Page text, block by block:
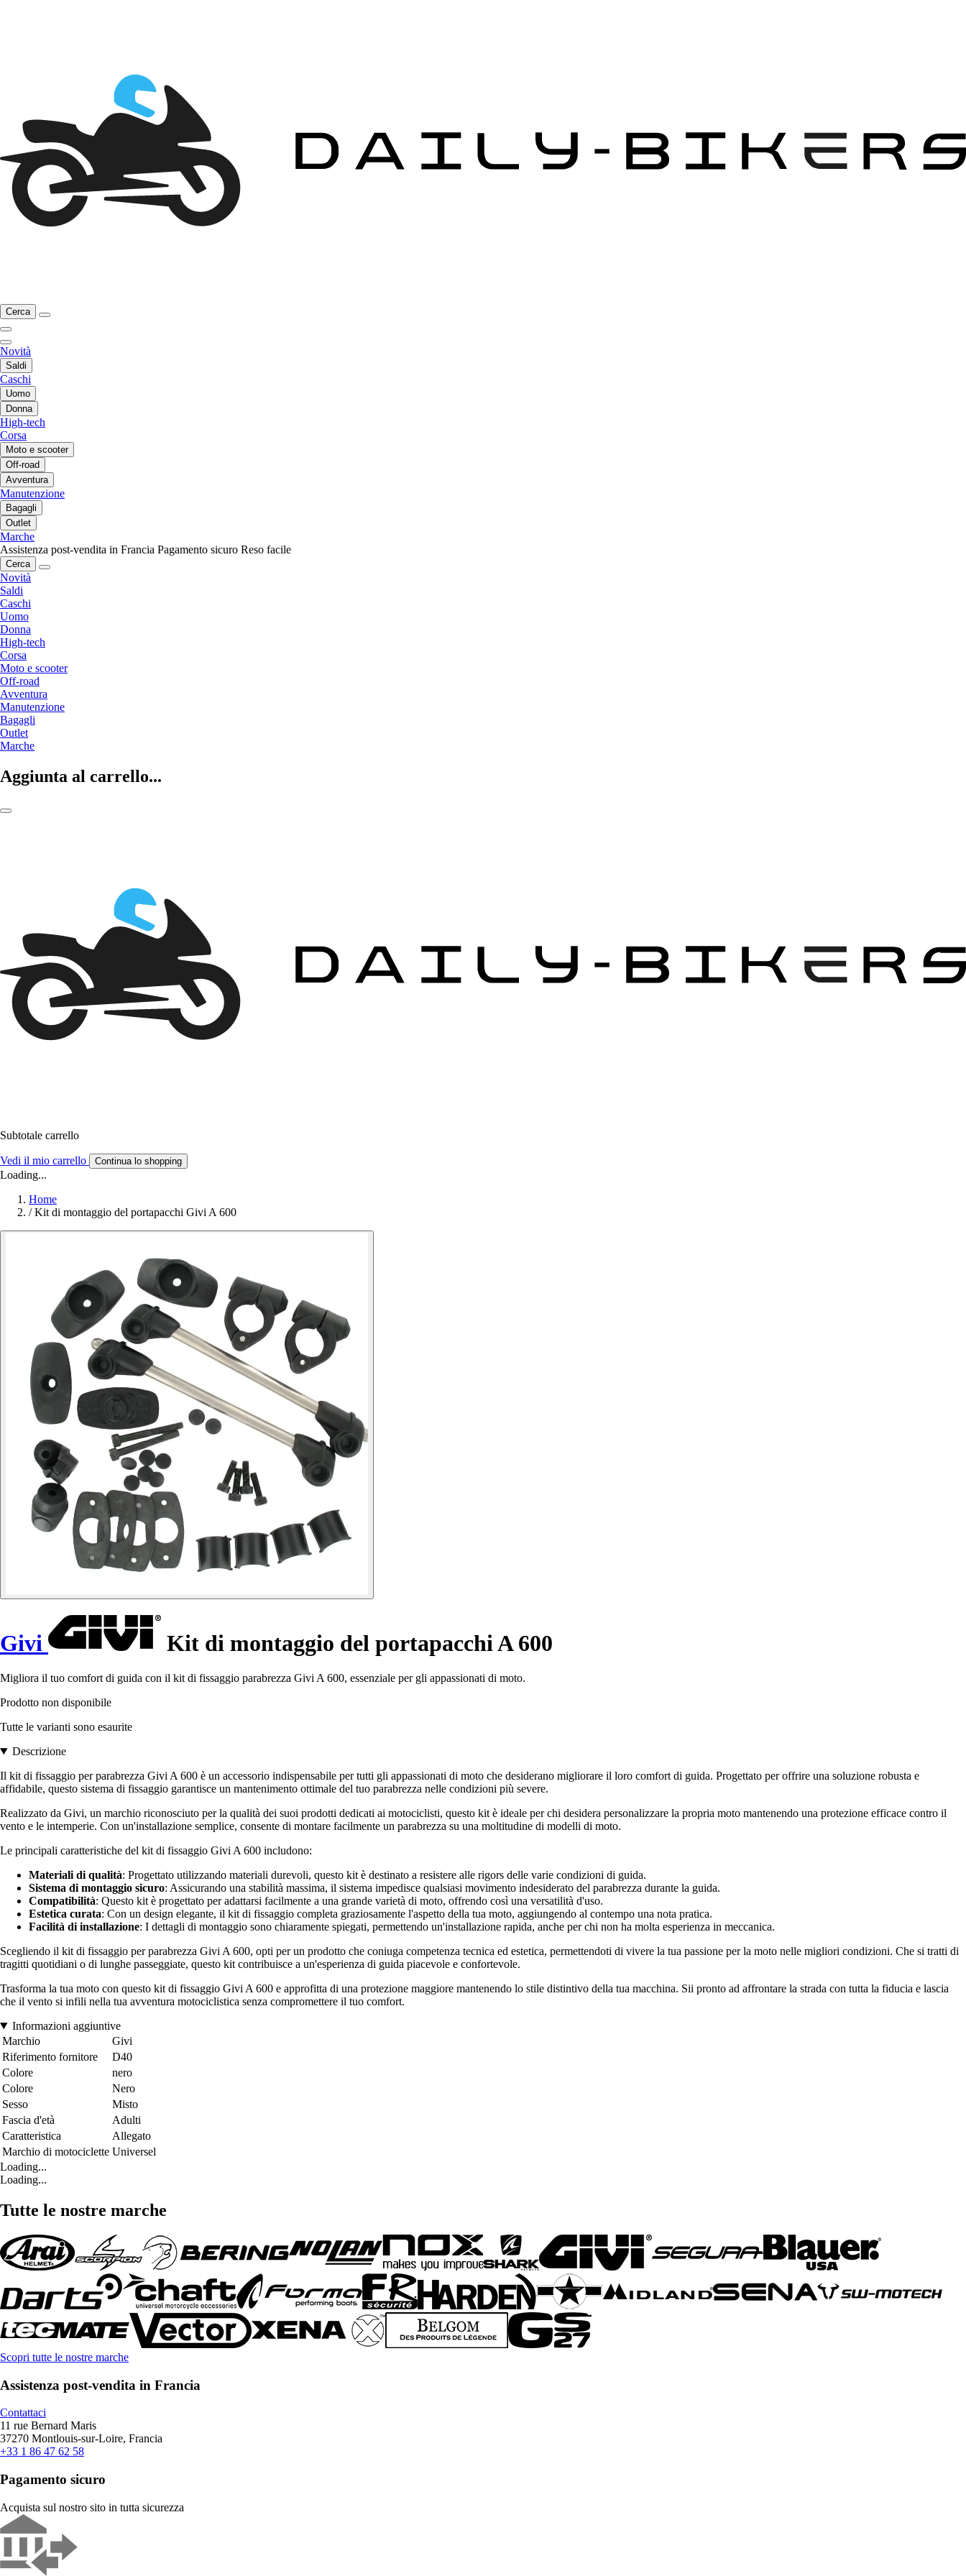
Cerca
Novità
Saldi
Caschi
Uomo
Donna
High-tech
Corsa
Moto e scooter
Off-road
Avventura
Manutenzione
Bagagli
Outlet
Marche
Assistenza post-vendita in Francia Pagamento sicuro Reso facile
Cerca
Novità
Saldi
Caschi
Uomo
Donna
High-tech
Corsa
Moto e scooter
Off-road
Avventura
Manutenzione
Bagagli
Outlet
Marche
Aggiunta al carrello...
Subtotale carrello
Vedi il mio carrello Continua lo shopping
Loading...
Home
/ Kit di montaggio del portapacchi Givi A 600
Givi Kit di montaggio del portapacchi A 600
Migliora il tuo comfort di guida con il kit di fissaggio parabrezza Givi A 600, essenziale per gli appassionati di moto.
Prodotto non disponibile
Tutte le varianti sono esaurite
Descrizione
Il kit di fissaggio per parabrezza Givi A 600 è un accessorio indispensabile per tutti gli appassionati di moto che desiderano migliorare il loro comfort di guida. Progettato per offrire una soluzione robusta e
affidabile, questo sistema di fissaggio garantisce un mantenimento ottimale del tuo parabrezza nelle condizioni più severe.
Realizzato da Givi, un marchio riconosciuto per la qualità dei suoi prodotti dedicati ai motociclisti, questo kit è ideale per chi desidera personalizzare la propria moto mantenendo una protezione efficace contro il
vento e le intemperie. Con un'installazione semplice, consente di montare facilmente un parabrezza su una moltitudine di modelli di moto.
Le principali caratteristiche del kit di fissaggio Givi A 600 includono:
Materiali di qualità: Progettato utilizzando materiali durevoli, questo kit è destinato a resistere alle rigors delle varie condizioni di guida.
Sistema di montaggio sicuro: Assicurando una stabilità massima, il sistema impedisce qualsiasi movimento indesiderato del parabrezza durante la guida.
Compatibilità: Questo kit è progettato per adattarsi facilmente a una grande varietà di moto, offrendo così una versatilità d'uso.
Estetica curata: Con un design elegante, il kit di fissaggio completa graziosamente l'aspetto della tua moto, aggiungendo al contempo una nota pratica.
Facilità di installazione: I dettagli di montaggio sono chiaramente spiegati, permettendo un'installazione rapida, anche per chi non ha molta esperienza in meccanica.
Scegliendo il kit di fissaggio per parabrezza Givi A 600, opti per un prodotto che coniuga competenza tecnica ed estetica, permettendoti di vivere la tua passione per la moto nelle migliori condizioni. Che si tratti di
tragitti quotidiani o di lunghe passeggiate, questo kit contribuisce a un'esperienza di guida piacevole e confortevole.
Trasforma la tua moto con questo kit di fissaggio Givi A 600 e approfitta di una protezione maggiore mantenendo lo stile distintivo della tua macchina. Sii pronto ad affrontare la strada con tutta la fiducia e lascia
che il vento si infili nella tua avventura motociclistica senza compromettere il tuo comfort.
Informazioni aggiuntive
Marchio
Givi
Riferimento fornitore
D40
Colore
nero
Colore
Nero
Sesso
Misto
Fascia d'età
Adulti
Caratteristica
Allegato
Marchio di motociclette Universel
Loading...
Loading...
Tutte le nostre marche
Scopri tutte le nostre marche
Assistenza post-vendita in Francia
Contattaci
11 rue Bernard Maris
37270 Montlouis-sur-Loire, Francia
+33 1 86 47 62 58
Pagamento sicuro
Acquista sul nostro sito in tutta sicurezza